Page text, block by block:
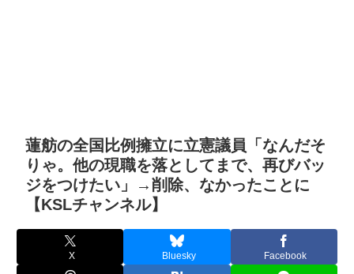
蓮舫の全国比例擁立に立憲議員「なんだそ
りゃ。他の現職を落としてまで、再びバッ
ジをつけたい」→削除、なかったことに
【KSLチャンネル】
X Bluesky Facebook